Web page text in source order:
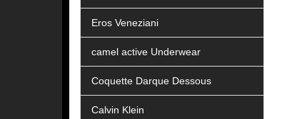
Eros Veneziani
camel active Underwear
Coquette Darque Dessous
Calvin Klein